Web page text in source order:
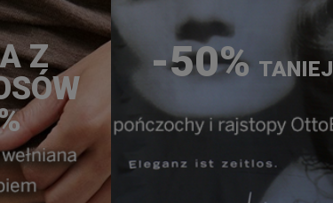
Z
-50% TANIEJ